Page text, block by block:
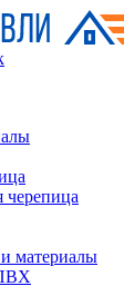
материалы